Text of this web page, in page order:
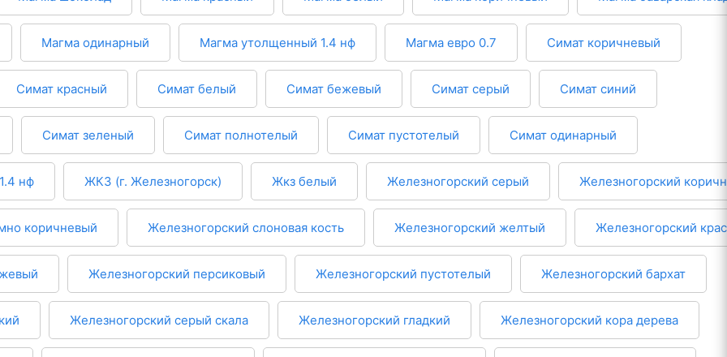
Магма одинарный Магма утолщенный 1.4 нф Магма евро 0.7 Симат коричневый
Симат красный Симат белый Симат бежевый Симат серый Симат синий
Симат зеленый Симат полнотелый Симат пустотелый Симат одинарный
нф ЖКЗ (г. Железногорск) Жкз белый Железногорский серый Железногорский
коричневый Железногорский слоновая кость Железногорский желтый Железногорский
Железногорский персиковый Железногорский пустотелый Железногорский бархат
Железногорский серый скала Железногорский гладкий Железногорский кора дерева